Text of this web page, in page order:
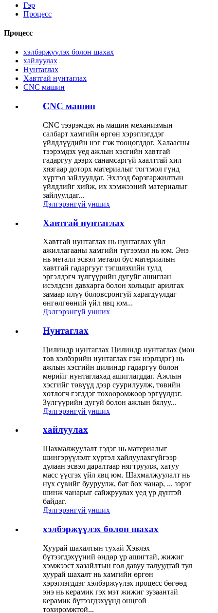
Гэр
Процесс
Процесс
хэлбэржүүлэх болон шахах
хайлуулах
Нунтаглах
Хавтгай нунтаглах
CNC машин
CNC машин
CNC тээрэмдэх нь машин механизмын
салбарт хамгийн өргөн хэрэглэгддэг
үйлдлүүдийн нэг гэж тооцогддог. Халаасны
тээрэмдэх үед ажлын хэсгийн хавтгай
гадаргуу дээрх санамсаргүй хаалттай хил
хязгаар доторх материалыг тогтмол гүнд
хүртэл зайлуулдаг. Эхлээд барзгаржилтын
үйлдлийг хийж, их хэмжээний материалыг
зайлуулдаг...
Дэлгэрэнгүй унших
Хавтгай нунтаглах
Хавтгай нунтаглах нь нунтаглах үйл
ажиллагааны хамгийн түгээмэл нь юм. Энэ
нь металл эсвэл металл бус материалын
хавтгай гадаргууг тэгшлэхийн тулд
эргэлдэгч зүлгүүрийн дугуйг ашиглан
исэлдсэн давхарга болон хольцыг арилгах
замаар илүү боловсронгуй харагдуулдаг
өнгөлгөөний үйл явц юм...
Дэлгэрэнгүй унших
Нунтаглах
Цилиндр нунтаглах Цилиндр нунтаглах (мөн
төв хэлбэрийн нунтаглах гэж нэрлэдэг) нь
ажлын хэсгийн цилиндр гадаргуу болон
мөрийг нунтаглахад ашиглагддаг. Ажлын
хэсгийг төвүүд дээр суурилуулж, төвийн
хөтлөгч гэгддэг төхөөрөмжөөр эргүүлдэг.
Зүлгүүрийн дугуй болон ажлын бялуу...
Дэлгэрэнгүй унших
хайлуулах
Шахмалжуулалт гэдэг нь материалыг
шингэрүүлэлт хүртэл хайлуулахгүйгээр
дулаан эсвэл даралтаар нягтруулж, хатуу
масс үүсгэх үйл явц юм. Шахмалжуулалт нь
нүх сүвийг бууруулж, бат бөх чанар, ... зэрэг
шинж чанарыг сайжруулах үед үр дүнтэй
байдаг.
Дэлгэрэнгүй унших
хэлбэржүүлэх болон шахах
Хуурай шахалтын тухай Хэвлэх
бүтээгдэхүүний өндөр үр ашигтай, жижиг
хэмжээст хазайлтын гол давуу талуудтай тул
хуурай шахалт нь хамгийн өргөн
хэрэглэгддэг хэлбэржүүлэх процесс бөгөөд
энэ нь керамик гэх мэт жижиг зузаантай
керамик бүтээгдэхүүнд онцгой
тохиромжтой...